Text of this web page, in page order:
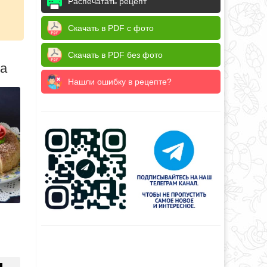
Скачать в PDF с фото
Скачать в PDF без фото
Нашли ошибку в рецепте?